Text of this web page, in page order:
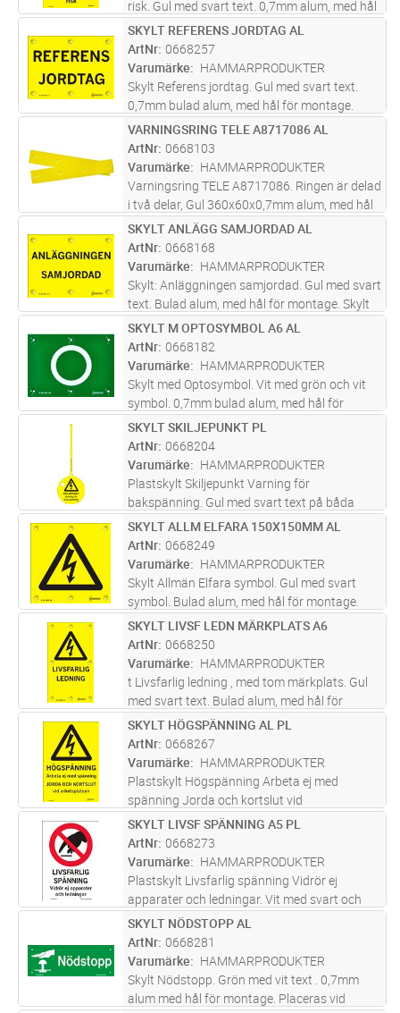
risk. Gul med svart text. 0,7mm alum, med hål
för montage. Tvåspråkig skylt för säker
arbetsmiljö. Screentryckt samt skyddslackad
med klarlack för bästa...läs mer
ST Lägg i kundvagn
SKYLT REFERENS JORDTAG AL
ArtNr 0668257
Varumärke
HAMMARPRODUKTER
Skylt Referens jordtag. Gul med svart text.
0,7mm bulad alum, med hål för montage.
Skylt avsedd för stolpe. Skylten har pressade
"bulor" som ger en distans och en liten
anliggningsyta mot stolpen. Re...läs mer
FP Lägg i kundvagn
VARNINGSRING TELE A8717086 AL
ArtNr 0668103
Varumärke
HAMMARPRODUKTER
Varningsring TELE A8717086. Ringen är delad
i två delar, Gul 360x60x0,7mm alum, med hål
för montage. Placering vid sambyggnad i
stolpe med friledning för lågspänning
monteras varningsring enl. samby...läs mer
ST Lägg i kundvagn
SKYLT ANLÄGG SAMJORDAD AL
ArtNr 0668168
Varumärke
HAMMARPRODUKTER
Skylt: Anläggningen samjordad. Gul med svart
text. Bulad alum, med hål för montage. Skylt
avsedd för stolpe. Skylten har pressade
"bulor" som ger en distans och en liten
anliggningsyta mot stolpen. R ...läs mer
ST Lägg i kundvagn
SKYLT M OPTOSYMBOL A6 AL
ArtNr 0668182
Varumärke
HAMMARPRODUKTER
Skylt med Optosymbol. Vit med grön och vit
symbol. 0,7mm bulad alum, med hål för
montage. Informationsskylt som sätts upp
där optoledning förekommer. Skylt avsedd för
stolpe. Skylten har pressade "bu...läs mer
ST Lägg i kundvagn
SKYLT SKILJEPUNKT PL
ArtNr 0668204
Varumärke
HAMMARPRODUKTER
Plastskylt Skiljepunkt Varning för
bakspänning. Gul med svart text på båda
sidor. Hål för hänglås, 14mm. Skylt vid
alternativ matningsmöjlighet.
ST Lägg i kundvagn
SKYLT ALLM ELFARA 150X150MM AL
ArtNr 0668249
Varumärke
HAMMARPRODUKTER
Skylt Allmän Elfara symbol. Gul med svart
symbol. Bulad alum, med hål för montage.
Skylt avsedd för stolpe. Skylten har pressade
"bulor" som ger en distans och en liten
anliggningsyta mot stolpen. Re...läs mer
ST Lägg i kundvagn
SKYLT LIVSF LEDN MÄRKPLATS A6
ArtNr 0668250
Varumärke
HAMMARPRODUKTER
t Livsfarlig ledning , med tom märkplats. Gul
med svart text. Bulad alum, med hål för
montage. Skylt avsedd för stolpe. Skylten har
pressade "bulor" som ger en distans och en
liten anliggningsyta mot...läs mer
ST Lägg i kundvagn
SKYLT HÖGSPÄNNING AL PL
ArtNr 0668267
Varumärke
HAMMARPRODUKTER
Plastskylt Högspänning Arbeta ej med
spänning Jorda och kortslut vid
arbetsplatsen. Gul med svart text. Skylt för
lucka eller dörr till kopplingsutrusting vid
högspänning. (Vid arbete utan spänning.)
ST Lägg i kundvagn
SKYLT LIVSF SPÄNNING A5 PL
ArtNr 0668273
Varumärke
HAMMARPRODUKTER
Plastskylt Livsfarlig spänning Vidrör ej
apparater och ledningar. Vit med svart och
röd text. Placeras där beröringsfara föreligger.
ST Lägg i kundvagn
SKYLT NÖDSTOPP AL
ArtNr 0668281
Varumärke
HAMMARPRODUKTER
Skylt Nödstopp. Grön med vit text . 0,7mm
alum med hål för montage. Placeras vid